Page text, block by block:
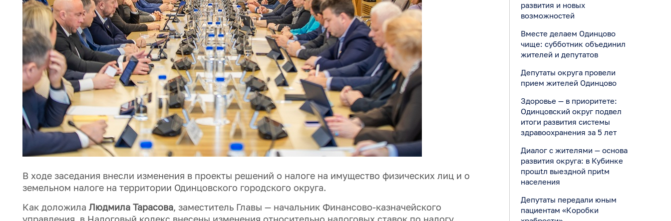
В ходе заседания внесли изменения в проекты решений о налоге на имущество физических лиц и о
земельном налоге на территории Одинцовского городского округа.
Как доложила Людмила Тарасова, заместитель Главы — начальник Финансово-казначейского
развития и новых
возможностей
Вместе делаем Одинцово
чище: субботник объединил
жителей и депутатов
Депутаты округа провели
прием жителей Одинцово
Здоровье — в приоритете:
Одинцовский округ подвел
итоги развития системы
здравоохранения за 5 лет
Диалог с жителями — основа
развития округа: в Кубинке
прошtл выездной приtм
населения
Депутаты передали юным
пациентам «Коробки